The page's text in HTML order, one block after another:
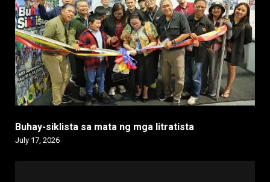
Buhay-siklista sa mata ng mga litratista
July 17, 2026